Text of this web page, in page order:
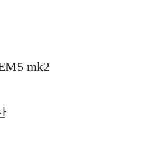
mk2